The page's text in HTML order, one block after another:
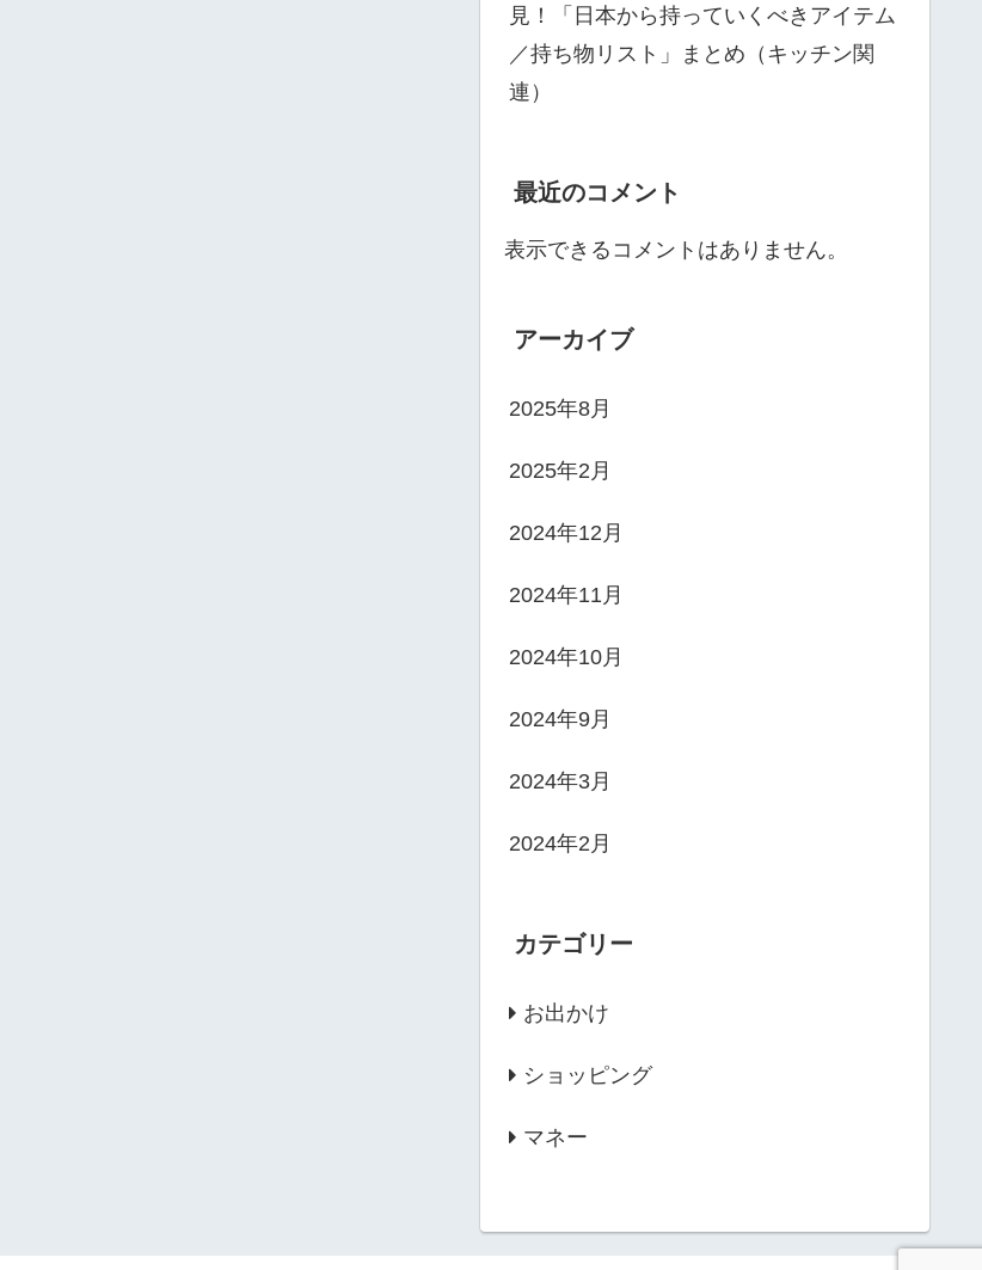
見！「日本から持っていくべきアイテム
／持ち物リスト」まとめ（キッチン関
連）
最近のコメント
表示できるコメントはありません。
アーカイブ
2025年8月
2025年2月
2024年12月
2024年11月
2024年10月
2024年9月
2024年3月
2024年2月
カテゴリー
お出かけ
ショッピング
マネー